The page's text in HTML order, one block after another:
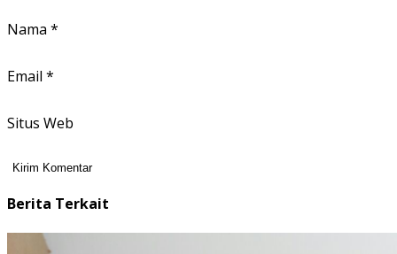
Nama *
Email *
Situs Web
Berita Terkait